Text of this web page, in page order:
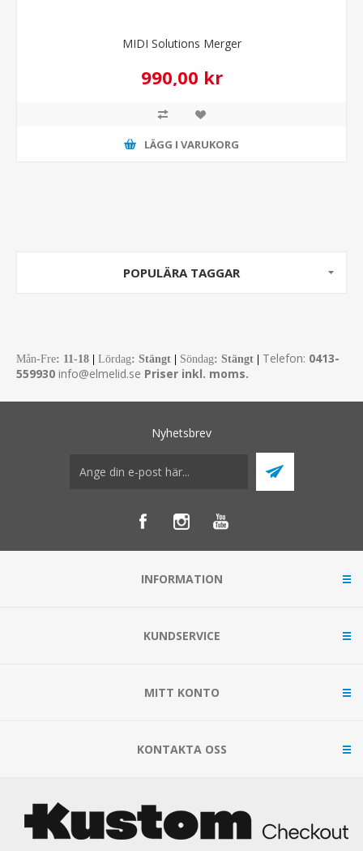
MIDI Solutions Merger
990,00 kr
LÄGG I VARUKORG
POPULÄRA TAGGAR
Mån-Fre: 11-18 Lördag: Stängt Söndag: Stängt Telefon: 0413-
559930 info@elmelid.se Priser inkl. moms.
Nyhetsbrev
INFORMATION
KUNDSERVICE
MITT KONTO
KONTAKTA OSS